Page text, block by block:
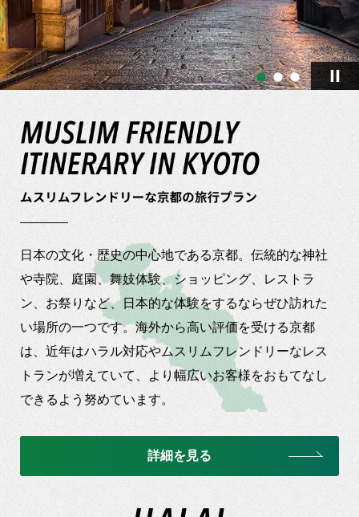
日本の文化・歴史の中心地である京都。伝統的な神社
や寺院、庭園、舞妓体験、ショッピング、レストラ
ン、お祭りなど、日本的な体験をするならぜひ訪れた
い場所の一つです。海外から高い評価を受ける京都
は、近年はハラル対応やムスリムフレンドリーなレス
トランが増えていて、より幅広いお客様をおもてなし
できるよう努めています。
詳細を見る